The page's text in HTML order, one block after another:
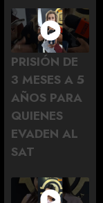
PRISIÓN DE
3 MESES A 5
AÑOS PARA
QUIENES
EVADEN AL
SAT